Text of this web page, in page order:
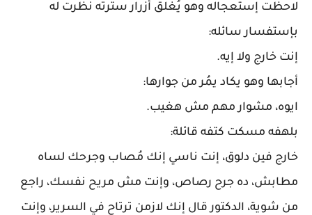
لاحظت إستعجاله وهو يُغلق أزرار سترته نظرت له
بإستفسار سائله:
إنت خارج ولا إيه.
أجابها وهو يكاد يمُر من جوارها:
ايوه، مشوار مهم مش هغيب.
بلهفه مسكت كتفه قائلة:
خارج فين دلوق، إنت ناسي إنك مُصاب وجرحك لساه
مطابش، ده جرح رصاص، وإنت مش مريح نفسك، راجع
من شوية، الدكتور قال إنك لازمن ترتاح في السرير، وإنت